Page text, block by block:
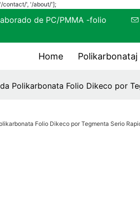
contact/', '/about/'];
de PC/PMMA -folio
Home
Polikarbonata Folio Dikeco por